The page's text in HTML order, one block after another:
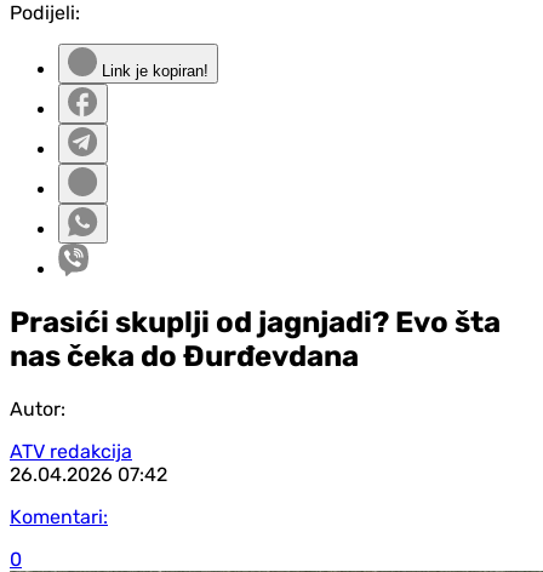
Podijeli:
Link je kopiran!
Prasići skuplji od jagnjadi? Evo šta
nas čeka do Đurđevdana
Autor:
ATV redakcija
26.04.2026 07:42
Komentari:
0